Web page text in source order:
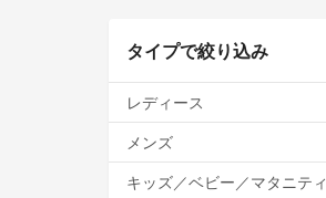
タイプで絞り込み
レディース
メンズ
キッズ／ベビー／マタニティ